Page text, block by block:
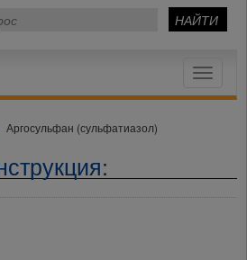
Toggle
Аргосульфан (сульфатиазол)